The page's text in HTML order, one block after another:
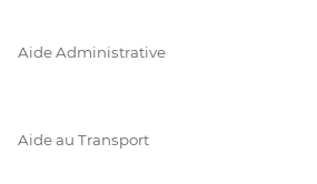
Aide Administrative
Aide au Transport